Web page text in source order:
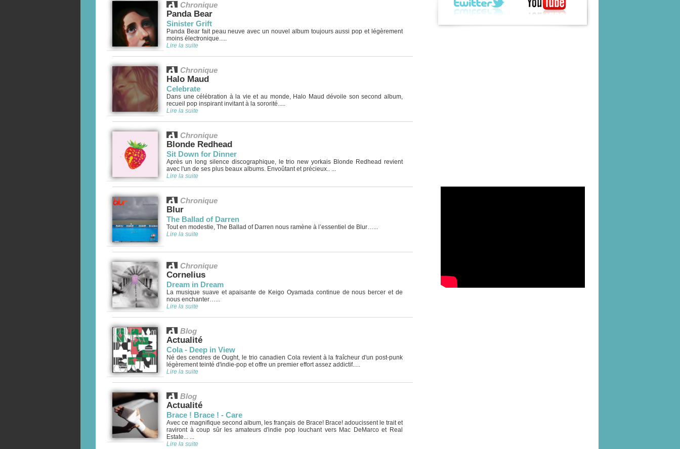
Chronique
Panda Bear
Sinister Grift
Panda Bear fait peau neuve avec un nouvel album toujours aussi pop et légèrement
moins électronique.....
Lire la suite
Chronique
Halo Maud
Celebrate
Dans une célébration à la vie et au monde, Halo Maud dévoile son second album,
recueil pop inspirant invitant à la sororité.....
Lire la suite
Chronique
Blonde Redhead
Sit Down for Dinner
Après un long silence discographique, le trio new yorkais Blonde Redhead revient
avec l'un de ses plus beaux albums. Envoûtant et précieux.. ...
Lire la suite
Chronique
Blur
The Ballad of Darren
Tout en modestie, The Ballad of Darren nous ramène à l’essentiel de Blur…...
Lire la suite
Chronique
Cornelius
Dream in Dream
La musique suave et apaisante de Keigo Oyamada continue de nous bercer et de
nous enchanter…...
Lire la suite
Blog
Actualité
Cola - Deep in View
Né des cendres de Ought, le trio canadien Cola revient à la fraîcheur d'un post-punk
légèrement teinté d'indie-pop et offre un premier effort assez addictif.....
Lire la suite
Blog
Actualité
Brace ! Brace ! - Care
Avec ce magnifique second album, les français de Brace! Brace! adoucissent le trait et
raviront à coup sûr les amateurs d'indie pop louchant vers Mac DeMarco et Real
Estate... ...
Lire la suite